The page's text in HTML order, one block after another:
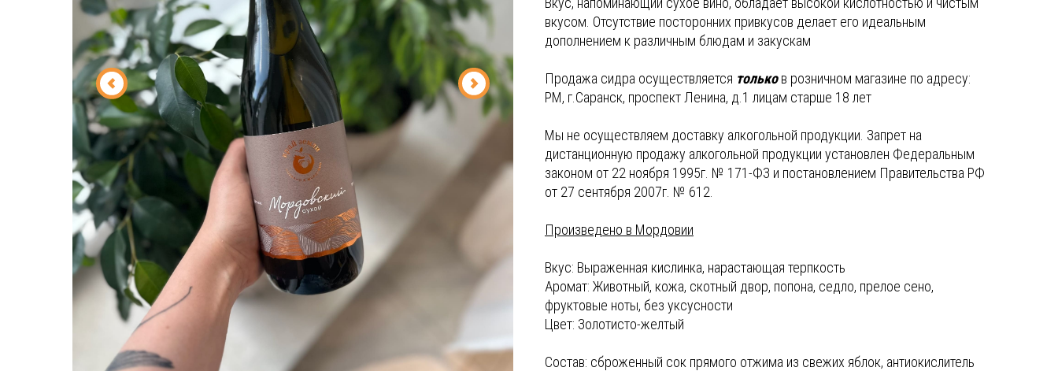
вкусом. Отсутствие посторонних привкусов делает его идеальным
дополнением к различным блюдам и закускам
Продажа сидра осуществляется тольков розничном магазине по адресу:
РМ, г.Саранск, проспект Ленина, д.1 лицам старше 18 лет
Мы не осуществляем доставку алкогольной продукции. Запрет на
дистанционную продажу алкогольной продукции установлен Федеральным
законом от 22 ноября 1995г. № 171-ФЗ и постановлением Правительства РФ
от 27 сентября 2007г. № 612.
Произведено в Мордовии
Вкус: Выраженная кислинка, нарастающая терпкость
Аромат: Животный, кожа, скотный двор, попона, седло, прелое сено,
фруктовые ноты, без уксусности
Цвет: Золотисто-желтый
Состав: сброженный сок прямого отжима из свежих яблок, антиокислитель